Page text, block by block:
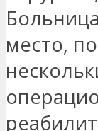
место,